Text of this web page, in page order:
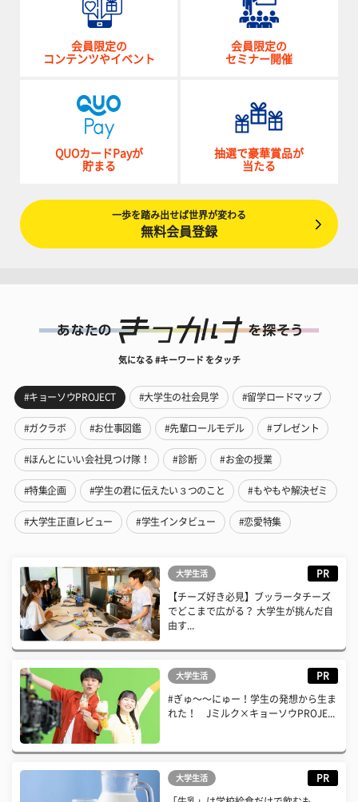
会員限定の
コンテンツやイベント
会員限定の
セミナー開催
QUOカードPayが
貯まる
抽選で豪華賞品が
当たる
一歩を踏み出せば世界が変わる
無料会員登録
気になる #キーワード をタッチ
#キョーソウPROJECT #大学生の社会見学 #留学ロードマップ
#ガクラボ #お仕事図鑑 #先輩ロールモデル #プレゼント
#ほんとにいい会社見つけ隊！ #診断 #お金の授業
#特集企画 #学生の君に伝えたい３つのこと #もやもや解決ゼミ
#大学生正直レビュー #学生インタビュー #恋愛特集
大学生活 PR
【チーズ好き必見】ブッラータチーズ
でどこまで広がる？ 大学生が挑んだ自
由す...
大学生活 PR
#ぎゅ〜〜にゅー！学生の発想から生ま
れた！ Jミルク×キョーソウPROJE...
大学生活 PR